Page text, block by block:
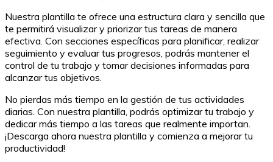
Nuestra plantilla te ofrece una estructura clara y sencilla que
te permitirá visualizar y priorizar tus tareas de manera
efectiva. Con secciones específicas para planificar, realizar
seguimiento y evaluar tus progresos, podrás mantener el
control de tu trabajo y tomar decisiones informadas para
alcanzar tus objetivos.
No pierdas más tiempo en la gestión de tus actividades
diarias. Con nuestra plantilla, podrás optimizar tu trabajo y
dedicar más tiempo a las tareas que realmente importan.
¡Descarga ahora nuestra plantilla y comienza a mejorar tu
productividad!